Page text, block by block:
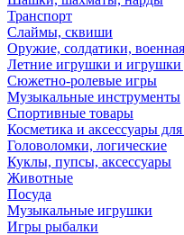
Транспорт
Слаймы, сквиши
Оружие, солдатики,
Летние игрушки и игрушки
Сюжетно-ролевые игры
Музыкальные инструменты
Спортивные товары
Косметика и аксессуары
Головоломки, логические
Куклы, пупсы, аксессуары
Животные
Посуда
Музыкальные игрушки
Игры рыбалки